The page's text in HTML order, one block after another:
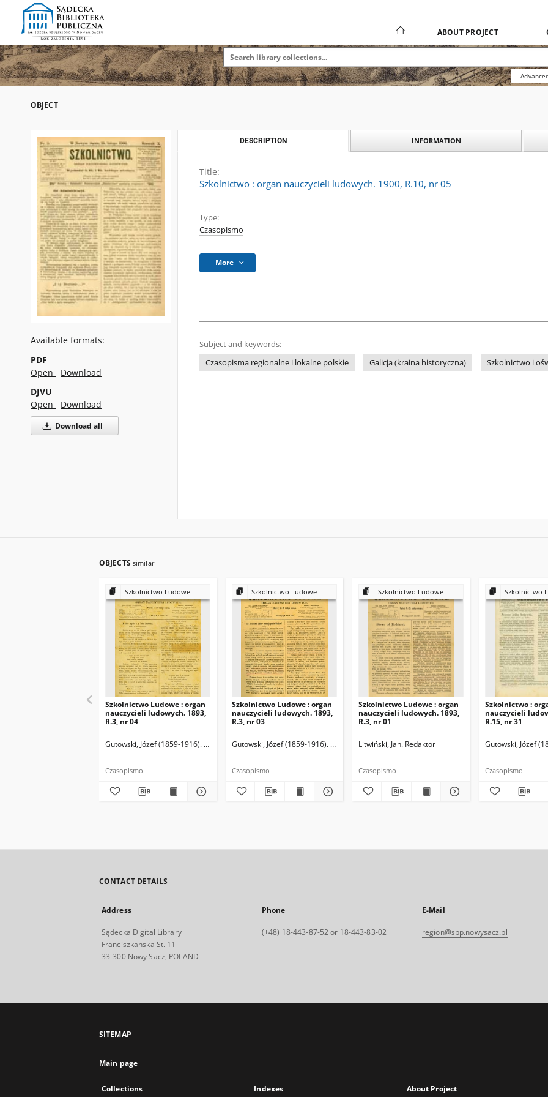
ABOUT PROJECT
OBJECT
Available formats:
PDF
Open
Download
DJVU
Open
Download
Download all
DESCRIPTION INFORMATION
Title:
Szkolnictwo : organ nauczycieli ludowych. 1900, R.10, nr 05
Type:
Czasopismo
More
Subject and keywords:
Czasopisma regionalne i lokalne polskie
Galicja (kraina historyczna) Szkolnictwo i
OBJECTS similar
Szkolnictwo Ludowe
Szkolnictwo Ludowe : organ
nauczycieli ludowych. 1893,
R.3, nr 04
Gutowski, Józef (1859-1916). Redaktor
Czasopismo
Szkolnictwo Ludowe
Szkolnictwo Ludowe : organ
nauczycieli ludowych. 1893,
R.3, nr 03
Gutowski, Józef (1859-1916). Redaktor
Czasopismo
Szkolnictwo Ludowe
Szkolnictwo Ludowe : organ
nauczycieli ludowych. 1893,
R.3, nr 01
Litwiński, Jan. Redaktor
Czasopismo
Szkolnictwo
Szkolnictwo :
nauczycieli
R.15, nr 31
Gutowski, Józef
Czasopismo
CONTACT DETAILS
Address
Sądecka Digital Library
Franciszkanska St. 11
33-300 Nowy Sacz, POLAND
Phone
(+48) 18-443-87-52 or 18-443-83-02
E-Mail
region@sbp.nowysacz.pl
SITEMAP
Main page
Collections Indexes About Project